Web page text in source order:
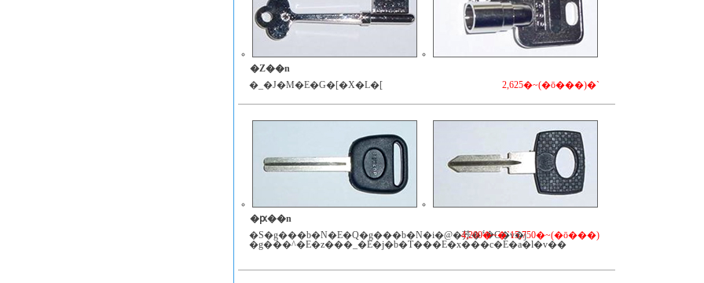
�Z��n
�_�J�M�E�G�[�X�L�[
2,625�~(�ō���)�`
�ԗ��n
�S�g���b�N�E�Q�g���b�N�i�@�荞�݃^�C�v�j
�g���^�E�z���_�E�j�b�T���E�x���c�E�a�l�v��
4,200�~�`15,750�~(�ō���)